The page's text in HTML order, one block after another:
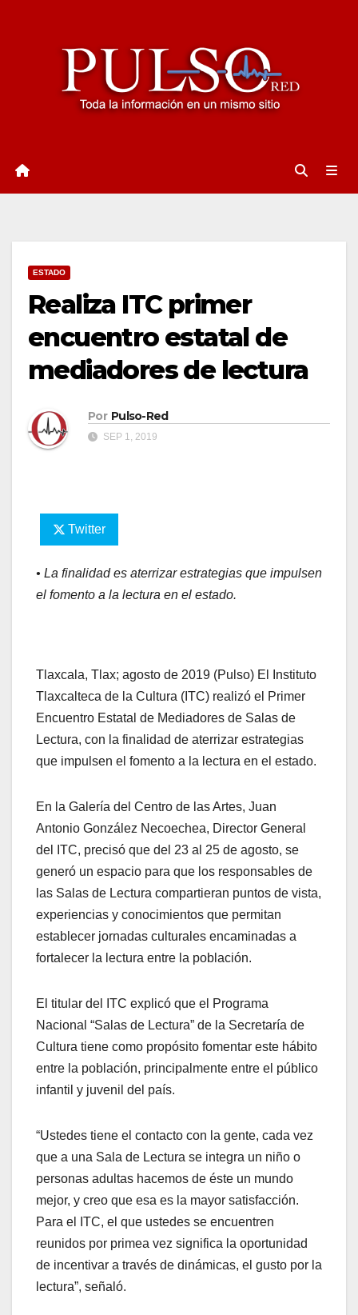
ESTADO
Realiza ITC primer
encuentro estatal de
mediadores de lectura
Por Pulso-Red
SEP 1, 2019
Twitter
• La finalidad es aterrizar estrategias que impulsen
el fomento a la lectura en el estado.
Tlaxcala, Tlax; agosto de 2019 (Pulso) El Instituto
Tlaxcalteca de la Cultura (ITC) realizó el Primer
Encuentro Estatal de Mediadores de Salas de
Lectura, con la finalidad de aterrizar estrategias
que impulsen el fomento a la lectura en el estado.
En la Galería del Centro de las Artes, Juan
Antonio González Necoechea, Director General
del ITC, precisó que del 23 al 25 de agosto, se
generó un espacio para que los responsables de
las Salas de Lectura compartieran puntos de vista,
experiencias y conocimientos que permitan
establecer jornadas culturales encaminadas a
fortalecer la lectura entre la población.
El titular del ITC explicó que el Programa
Nacional “Salas de Lectura” de la Secretaría de
Cultura tiene como propósito fomentar este hábito
entre la población, principalmente entre el público
infantil y juvenil del país.
“Ustedes tiene el contacto con la gente, cada vez
que a una Sala de Lectura se integra un niño o
personas adultas hacemos de éste un mundo
mejor, y creo que esa es la mayor satisfacción.
Para el ITC, el que ustedes se encuentren
reunidos por primea vez significa la oportunidad
de incentivar a través de dinámicas, el gusto por la
lectura”, señaló.